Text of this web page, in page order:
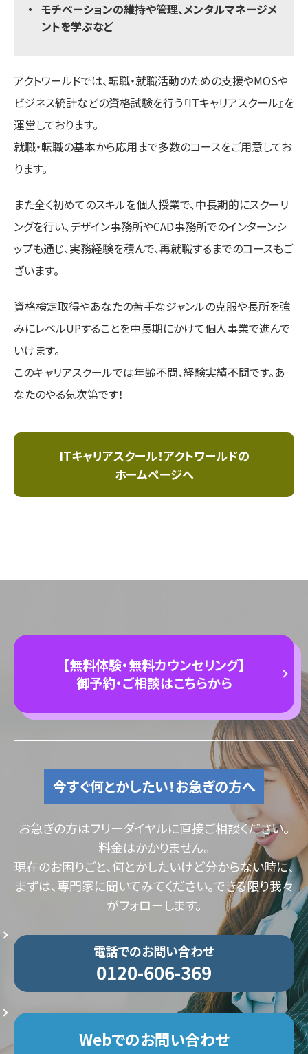
モチベーションの維持や管理、メンタルマネージメ
ントを学ぶなど
アクトワールドでは、転職・就職活動のための支援やMOSや
ビジネス統計などの資格試験を行う『ITキャリアスクール』を
運営しております。
就職・転職の基本から応用まで多数のコースをご用意してお
ります。
また全く初めてのスキルを個人授業で、中長期的にスクーリ
ングを行い、デザイン事務所やCAD事務所でのインターンシ
ップも通じ、実務経験を積んで、再就職するまでのコースもご
ざいます。
資格検定取得やあなたの苦手なジャンルの克服や長所を強
みにレベルUPすることを中長期にかけて個人事業で進んで
いけます。
このキャリアスクールでは年齢不問、経験実績不問です。あ
なたのやる気次第です！
ITキャリアスクール！アクトワールドの
ホームページへ
【無料体験・無料カウンセリング】
御予約・ご相談はこちらから
今すぐ何とかしたい！お急ぎの方へ
お急ぎの方はフリーダイヤルに直接ご相談ください。
料金はかかりません。
現在のお困りごと、何とかしたいけど分からない時に、
まずは、専門家に聞いてみてください。できる限り我々
がフォローします。
電話でのお問い合わせ
0120-606-369
Webでのお問い合わせ